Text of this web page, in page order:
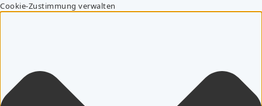
Cookie-Zustimmung verwalten